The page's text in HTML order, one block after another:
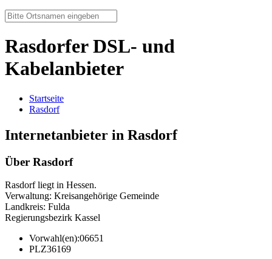
Rasdorfer DSL- und
Kabelanbieter
Startseite
Rasdorf
Internetanbieter in Rasdorf
Über Rasdorf
Rasdorf liegt in Hessen.
Verwaltung: Kreisangehörige Gemeinde
Landkreis: Fulda
Regierungsbezirk Kassel
Vorwahl(en):06651
PLZ36169